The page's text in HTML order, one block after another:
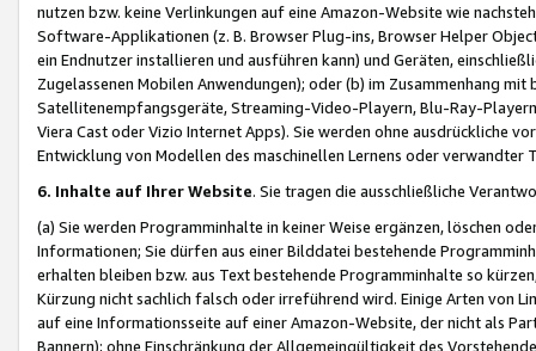
nutzen bzw. keine Verlinkungen auf eine Amazon-Website wie
Software-Applikationen (z. B. Browser Plug-ins, Browser Helper
ein Endnutzer installieren und ausführen kann) und Geräten,
Zugelassenen Mobilen Anwendungen); oder (b) im Zusammenhang
Satellitenempfangsgeräte, Streaming-Video-Playern, Blu-Ray-
Viera Cast oder Vizio Internet Apps). Sie werden ohne ausdrückliche
Entwicklung von Modellen des maschinellen Lernens oder
6. Inhalte auf Ihrer Website. Sie tragen die ausschließliche
(a) Sie werden Programminhalte in keiner Weise ergänzen, löschen
Informationen; Sie dürfen aus einer Bilddatei bestehende
erhalten bleiben bzw. aus Text bestehende Programminhalte so
Kürzung nicht sachlich falsch oder irreführend wird. Einige Arten von
auf eine Informationsseite auf einer Amazon-Website, der nicht als
Bannern); ohne Einschränkung der Allgemeingültigkeit des